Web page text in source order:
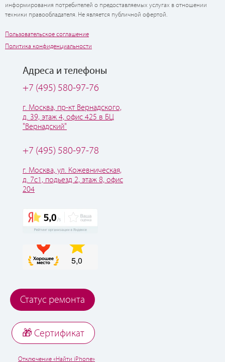
информирования потребителей о предоставляемых услугах в отношении
техники правообладателя. Не является публичной офертой.
Пользовательское соглашение
Политика конфиденциальности
Адреса и телефоны
+7 (495) 580-97-76
г. Москва, пр-кт Вернадского,
д. 39, этаж 4, офис 425 в БЦ
"Вернадский"
+7 (495) 580-97-78
г. Москва, ул. Кожевническая,
д. 7с1, подьезд 2, этаж 8, офис
204
Статус ремонта
🎁 Cертификат
Отключение «Найти iPhone»